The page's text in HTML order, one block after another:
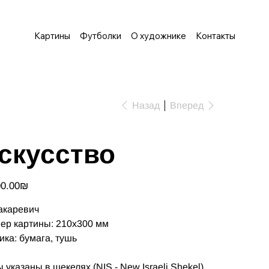
Картины Футболки О художнике Контакты
Назад Вперед
‏1,500.00 ‏₪
картины: 210х300 мм
бумага, тушь